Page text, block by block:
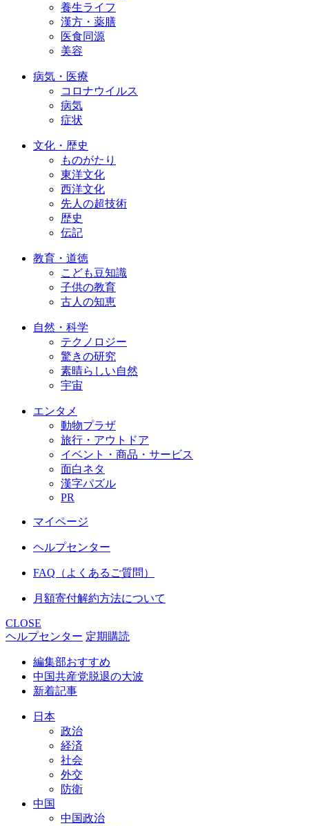
養生ライフ
漢方・薬膳
医食同源
美容
病気・医療
コロナウイルス
病気
症状
文化・歴史
ものがたり
東洋文化
西洋文化
先人の超技術
歴史
伝記
教育・道徳
こども豆知識
子供の教育
古人の知恵
自然・科学
テクノロジー
驚きの研究
素晴らしい自然
宇宙
エンタメ
動物プラザ
旅行・アウトドア
イベント・商品・サービス
面白ネタ
漢字パズル
PR
マイページ
ヘルプセンター
FAQ（よくあるご質問）
月額寄付解約方法について
CLOSE
ヘルプセンター 定期購読
編集部おすすめ
中国共産党脱退の大波
新着記事
日本
政治
経済
社会
外交
防衛
中国
中国政治